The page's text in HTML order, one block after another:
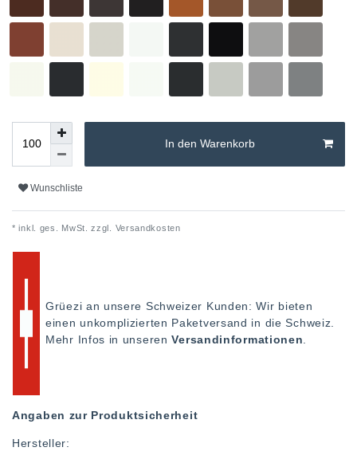
In den Warenkorb
Wunschliste
* inkl. ges. MwSt. zzgl. Versandkosten
Grüezi an unsere Schweizer Kunden: Wir bieten
einen unkomplizierten Paketversand in die Schweiz.
Mehr Infos in unserenVersandinformationen
Angaben zur Produktsicherheit
Hersteller: